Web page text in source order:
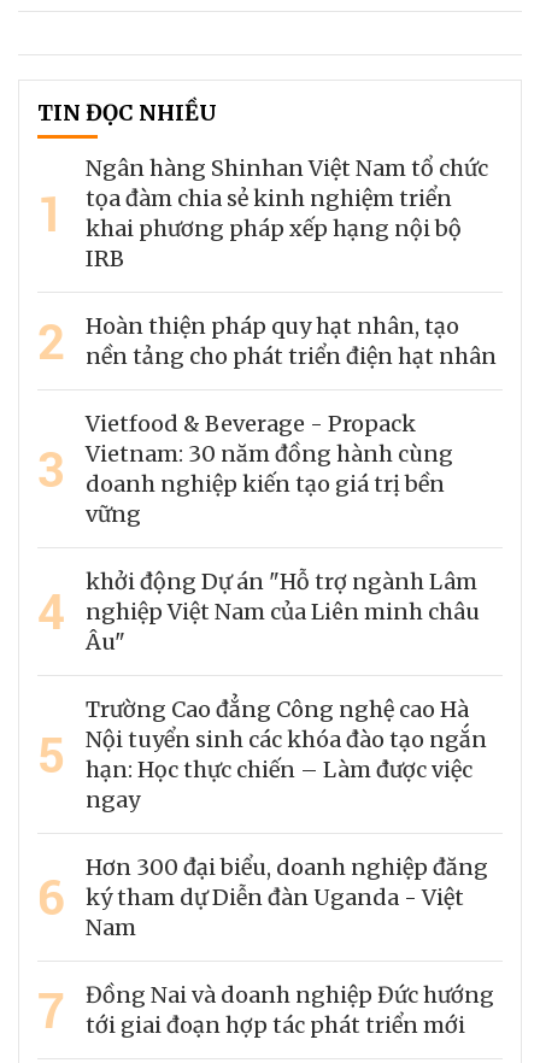
tâm của hệ thống giám sát on-chain trong quá trình xây
dựng hạ tầng blockchain bền vững tại Việt Nam.
TIN ĐỌC NHIỀU
1
Ngân hàng Shinhan Việt Nam tổ chức
tọa đàm chia sẻ kinh nghiệm triển
khai phương pháp xếp hạng nội bộ
IRB
2
Hoàn thiện pháp quy hạt nhân, tạo
nền tảng cho phát triển điện hạt nhân
3
Vietfood & Beverage - Propack
Vietnam: 30 năm đồng hành cùng
doanh nghiệp kiến tạo giá trị bền
vững
4
khởi động Dự án "Hỗ trợ ngành Lâm
nghiệp Việt Nam của Liên minh châu
Âu"
5
Trường Cao đẳng Công nghệ cao Hà
Nội tuyển sinh các khóa đào tạo ngắn
hạn: Học thực chiến – Làm được việc
ngay
6
Hơn 300 đại biểu, doanh nghiệp đăng
ký tham dự Diễn đàn Uganda - Việt
Nam
7
Đồng Nai và doanh nghiệp Đức hướng
tới giai đoạn hợp tác phát triển mới